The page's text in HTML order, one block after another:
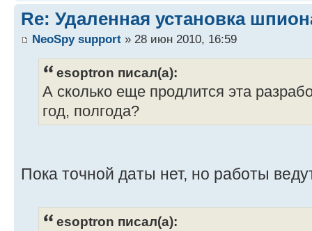
Re: Удаленная установка
NeoSpy support » 28 июн 2010, 16:59
esoptron писал(а):
А сколько еще продлится эта
год, полгода?
Пока точной даты нет, но работы
esoptron писал(а):